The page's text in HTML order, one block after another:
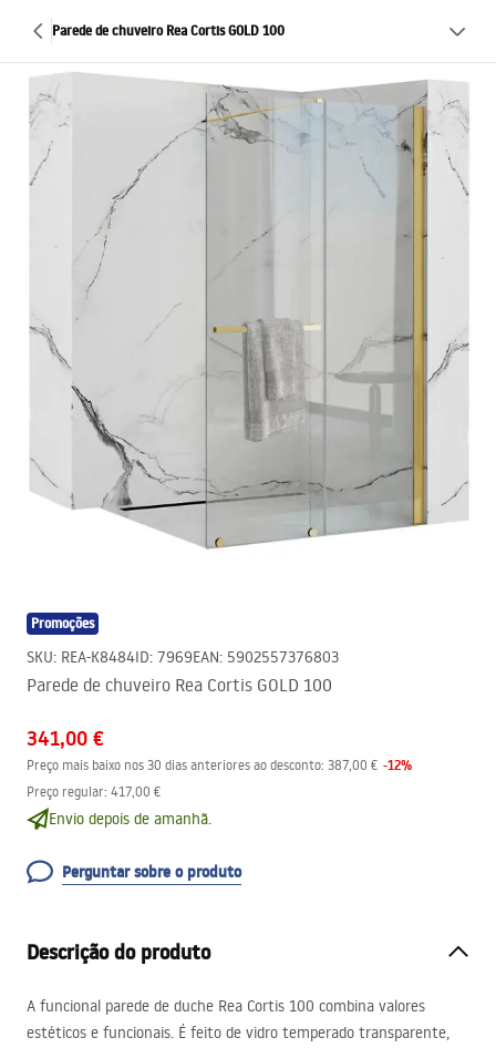
Parede de chuveiro Rea Cortis GOLD 100
Promoções
SKU: REA-K8484ID: 7969EAN: 5902557376803
Parede de chuveiro Rea Cortis GOLD 100
341,00 €
Preço mais baixo nos 30 dias anteriores ao desconto: 387,00 € -12%
Preço regular: 417,00 €
Envio depois de amanhã.
Perguntar sobre o produto
Descrição do produto
A funcional parede de duche Rea Cortis 100 combina valores
estéticos e funcionais. É feito de vidro temperado transparente,